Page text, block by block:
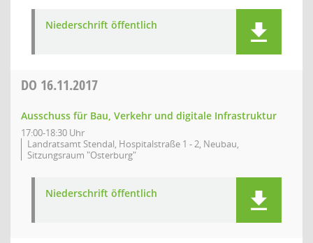
Niederschrift öffentlich
DO 16.11.2017
Ausschuss für Bau, Verkehr und digitale Infrastruktur
17:00-18:30 Uhr
Landratsamt Stendal, Hospitalstraße 1 - 2, Neubau,
Sitzungsraum "Osterburg"
Niederschrift öffentlich